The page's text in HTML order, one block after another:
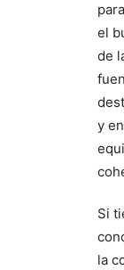
el
de
y
Si
la